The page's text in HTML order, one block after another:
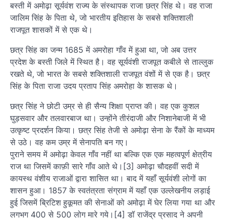
बस्ती में अमोढ़ा सूर्यवंश राज्य के संस्थापक राजा छत्र सिंह थे। वह राजा
जालिम सिंह के पिता थे, जो भारतीय इतिहास के सबसे शक्तिशाली
राजपूत शासकों में से एक थे।
छत्र सिंह का जन्म 1685 में अमरोहा गाँव में हुआ था, जो अब उत्तर
प्रदेश के बस्ती जिले में स्थित है। वह सूर्यवंशी राजपूत कबीले से ताल्लुक
रखते थे, जो भारत के सबसे शक्तिशाली राजपूत वंशों में से एक है। छत्र
सिंह के पिता राजा उदय प्रताप सिंह अमरोहा के शासक थे।
छत्र सिंह ने छोटी उम्र से ही सैन्य शिक्षा प्राप्त की। वह एक कुशल
घुड़सवार और तलवारबाज था। उन्होंने तीरंदाजी और निशानेबाजी में भी
उत्कृष्ट प्रदर्शन किया। छत्र सिंह तेजी से अमोढ़ा सेना के रैंकों के माध्यम
से उठे। वह कम उम्र में सेनापति बन गए।
पुराने समय में अमोढ़ा केवल गाँव नहीं था बल्कि एक एक महत्वपूर्ण क्षेत्रीय
राज था जिसमें काफ़ी सारे गाँव आते थे।[3] अमोढ़ा चौदहवीं सदी में
कायस्थ वंशीय राजाओं द्वारा शासित था। बाद में यहाँ सूर्यवंशी लोगों का
शासन हुआ। 1857 के स्वतंत्रता संग्राम में यहाँ एक उल्लेखनीय लड़ाई
हुई जिसमें ब्रिटिश हुकूमत की सेनाओं को अमोढ़ा में घेर लिया गया था और
लगभग 400 से 500 लोग मारे गये।[4] डॉ राजेंद्र प्रसाद ने अपनी